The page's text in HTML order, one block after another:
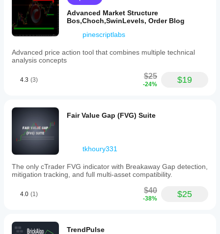
Advanced Market Structure
Bos,Choch,SwinLevels, Order Blog
pinescriptlabs
Advanced price action tool that combines multiple technical
analysis concepts
4.3 (3) $25
-24% $19
Fair Value Gap (FVG) Suite
tkhoury331
The only cTrader FVG indicator with Breakaway Gap detection,
mitigation tracking, and full multi-asset compatibility.
4.0 (1) $40
-38% $25
TrendPulse